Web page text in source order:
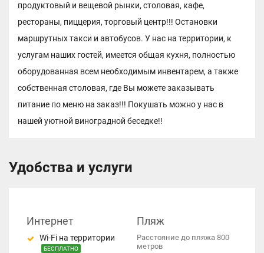
продуктовый и вещевой рынки, столовая, кафе,
рестораны, пиццерия, торговый центр!!! Остановки
маршрутных такси и автобусов. У нас на территории, к
услугам наших гостей, имеется общая кухня, полностью
оборудованная всем необходимым инвентарем, а также
собственная столовая, где Вы можете заказывать
питание по меню на заказ!!! Покушать можно у нас в
нашей уютной виноградной беседке!!
Удобства и услуги
Интернет
Wi-Fi на территории
БЕСПЛАТНО
Пляж
Расстояние до пляжа 800
метров